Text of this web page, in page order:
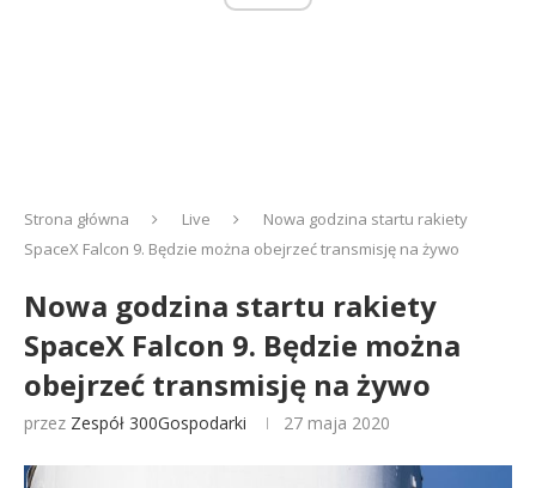
Strona główna Live
Nowa godzina startu rakiety
SpaceX Falcon 9. Będzie można obejrzeć transmisję na żywo
Nowa godzina startu rakiety
SpaceX Falcon 9. Będzie można
obejrzeć transmisję na żywo
przez Zespół 300Gospodarki 27 maja 2020